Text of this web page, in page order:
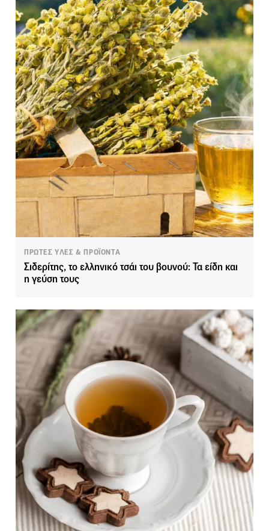
ΠΡΩΤΕΣ ΥΛΕΣ & ΠΡΟΪΟΝΤΑ
Σιδερίτης, το ελληνικό τσάι του βουνού: Τα είδη και
η γεύση τους